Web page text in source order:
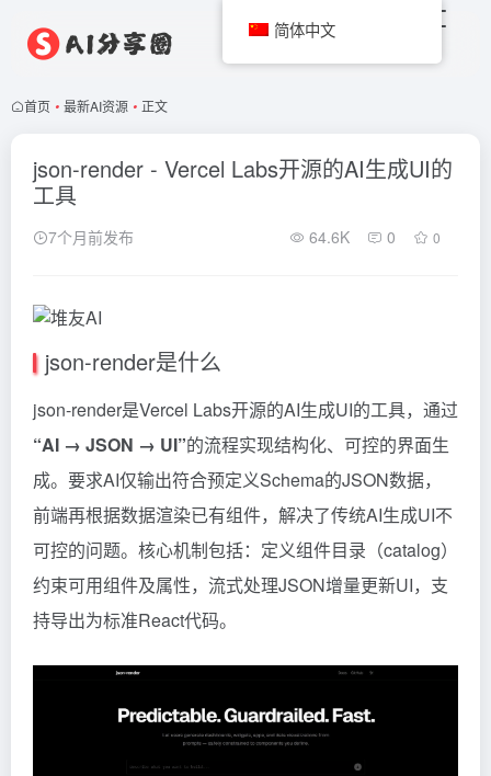
首页 • 最新AI资源 • 正文
json-render - Vercel Labs开源的AI生成UI的
工具
7个月前发布 64.6K 0 0
json-render是什么
json-render是Vercel Labs开源的AI生成UI的工具，通过
“AI → JSON → UI”的流程实现结构化、可控的界面生
成。要求AI仅输出符合预定义Schema的JSON数据，
前端再根据数据渲染已有组件，解决了传统AI生成UI不
可控的问题。核心机制包括：定义组件目录（catalog）
约束可用组件及属性，流式处理JSON增量更新UI，支
持导出为标准React代码。
简体中文